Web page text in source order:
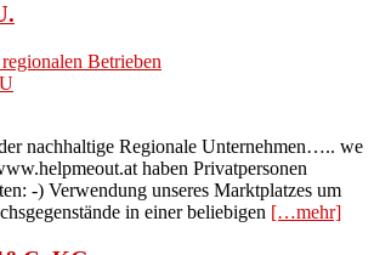
Betrieben
nachhaltige Regionale Unternehmen….. we
haben Privatpersonen
-) Verwendung unseres Marktplatzes um
in einer beliebigen […mehr]